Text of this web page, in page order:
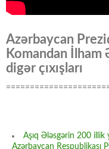
Azərbaycan
Komandan
digər çıxışları
Aşıq Ələsgərin 200 illik
Azərbaycan Respublikası